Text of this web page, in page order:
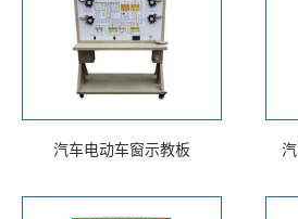
汽车电动车窗示教板